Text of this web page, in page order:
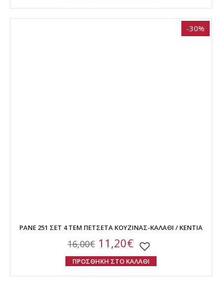
-30%
PANE 251 ΣΕΤ 4 ΤΕΜ ΠΕΤΣΕΤΑ ΚΟΥΖΙΝΑΣ-ΚΑΛΑΘΙ / KENTIA
16,00€ 11,20€
ΠΡΟΣΘΗΚΗ ΣΤΟ ΚΑΛΑΘΙ